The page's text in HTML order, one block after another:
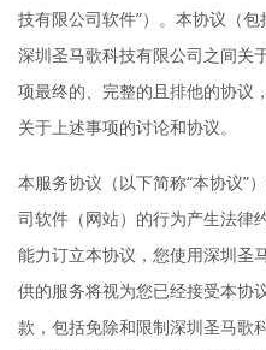
技有限公司软件”）。本协议（
深圳圣马歌科技有限公司之间关
项最终的、完整的且排他的协议
关于上述事项的讨论和协议。
本服务协议（以下简称“本协议”
司软件（网站）的行为产生法律
能力订立本协议，您使用深圳圣
供的服务将视为您已经接受本协
款，包括免除和限制深圳圣马歌